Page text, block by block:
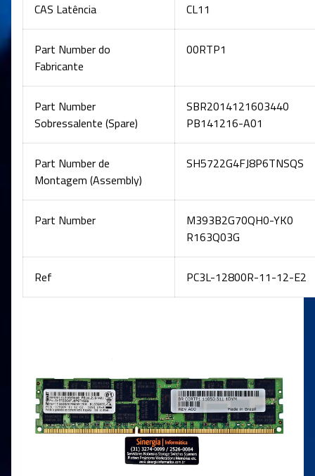
CAS Latência CL11
Part Number do
Fabricante
00RTP1
Part Number
Sobressalente (Spare)
SBR2014121603440
PB141216-A01
Part Number de
Montagem (Assembly)
SH5722G4FJ8P6TNSQS
Part Number
M393B2G70QH0-YK0
R163Q03G
Ref PC3L-12800R-11-12-E2